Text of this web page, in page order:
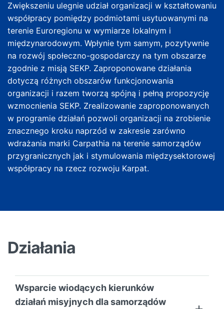
Zwiększeniu ulegnie udział organizacji w kształtowaniu
współpracy pomiędzy podmiotami usytuowanymi na
terenie Euroregionu w wymiarze lokalnym i
międzynarodowym. Wpłynie tym samym, pozytywnie
na rozwój społeczno-gospodarczy na tym obszarze
zgodnie z misją SEKP. Zaproponowane działania
dotyczą różnych obszarów funkcjonowania
organizacji i razem tworzą spójną i pełną propozycję
wzmocnienia SEKP. Zrealizowanie zaproponowanych
w programie działań pozwoli organizacji na zrobienie
znacznego kroku naprzód w zakresie zarówno
wdrażania marki Carpathia na terenie samorządów
przygranicznych jak i stymulowania międzysektorowej
współpracy na rzecz rozwoju Karpat.
Działania
Wsparcie wiodących kierunków
działań misyjnych dla samorządów